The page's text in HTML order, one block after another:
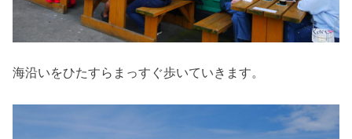
海沿いをひたすらまっすぐ歩いていきます。